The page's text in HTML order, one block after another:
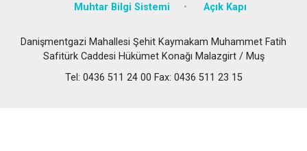
Muhtar Bilgi Sistemi Açık Kapı
Danişmentgazi Mahallesi Şehit Kaymakam Muhammet Fatih
Safitürk Caddesi Hükümet Konağı Malazgirt / Muş
Tel: 0436 511 24 00 Fax: 0436 511 23 15